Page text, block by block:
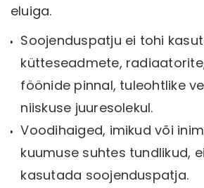
eluiga.
Soojenduspatju ei tohi
kütteseadmete,
föönide pinnal, tuleohtlike
niiskuse juuresolekul.
Voodihaiged, imikud või
kuumuse suhtes tundlikud,
kasutada soojenduspatja.